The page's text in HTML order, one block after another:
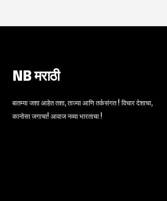
NB मराठी
बातम्या जशा आहेत तशा, ताज्या आणि तर्कसंगत ! विचार देशाचा,
कानोसा जगाचा! आवाज नव्या भारताचा !